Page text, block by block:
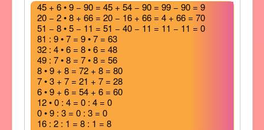
45 + 6 • 9 − 90 = 45 + 54 − 90 = 99 − 90 = 9
20 − 2 • 8 + 66 = 20 − 16 + 66 = 4 + 66 = 70
51 − 8 • 5 − 11 = 51 − 40 − 11 = 11 − 11 = 0
81 : 9 • 7 = 9 • 7 = 63
32 : 4 • 6 = 8 • 6 = 48
49 : 7 • 8 = 7 • 8 = 56
8 • 9 + 8 = 72 + 8 = 80
7 • 3 + 7 = 21 + 7 = 28
6 • 9 + 6 = 54 + 6 = 60
12 • 0 : 4 = 0 : 4 = 0
0 • 9 : 3 = 0 : 3 = 0
16 : 2 : 1 = 8 : 1 = 8